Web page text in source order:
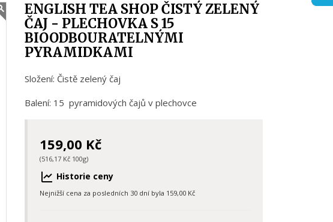
ENGLISH TEA SHOP ČISTÝ ZELENÝ
ČAJ - PLECHOVKA S 15
BIOODBOURATELNÝMI
PYRAMIDKAMI
Složení: Čistě zelený čaj
Balení: 15 pyramidových čajů v plechovce
159,00 Kč
(516,17 Kč 100g)
Historie ceny
Nejnižší cena za posledních 30 dní byla 159,00 Kč